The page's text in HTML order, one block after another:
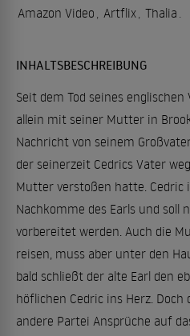
Amazon Video , Artflix, Thalia .
INHALTSBESCHREIBUNG
Seit dem Tod seines
allein mit seiner Mutter in
Nachricht von seinem
der seinerzeit Cedrics Vater
Mutter verstoßen hatte. Cedric
Nachkomme des Earls und soll
vorbereitet werden. Auch die
reisen, muss aber unter den
bald schließt der alte Earl den
höflichen Cedric ins Herz.
andere Partei Ansprüche auf